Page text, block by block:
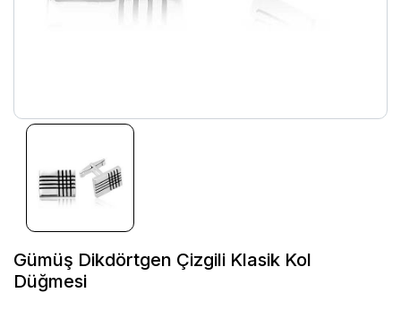
Gümüş Dikdörtgen Çizgili Klasik Kol
Düğmesi